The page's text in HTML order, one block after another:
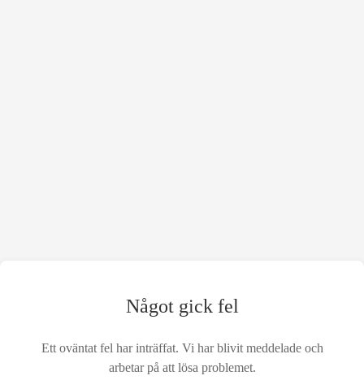
Något gick fel
Ett oväntat fel har inträffat. Vi har blivit meddelade och
arbetar på att lösa problemet.